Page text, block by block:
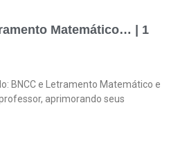
Matemático… | 1
BNCC e Letramento Matemático e
aprimorando seus